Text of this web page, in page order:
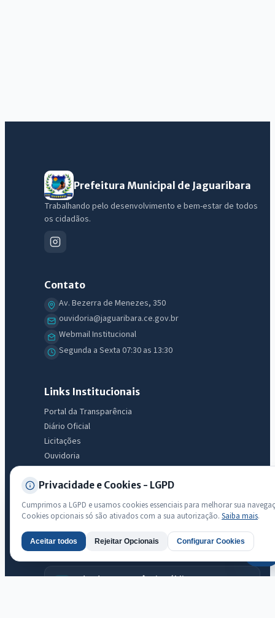
Prefeitura Municipal de Jaguaribara
Trabalhando pelo desenvolvimento e bem-estar de todos
os cidadãos.
Contato
Av. Bezerra de Menezes, 350
ouvidoria@jaguaribara.ce.gov.br
Webmail Institucional
Segunda a Sexta 07:30 as 13:30
Links Institucionais
Portal da Transparência
Diário Oficial
Licitações
Ouvidoria
LGPD
Mapa do Site
Acessibilidade
Transparência
Radar da Transparência Pública
Privacidade e Cookies - LGPD
Cumprimos a LGPD e usamos cookies essenciais para melhorar sua
Cookies opcionais só são ativados com a sua autorização. Saiba mais.
Aceitar todos Rejeitar Opcionais Configurar Cookies
IntGest AI
licitações, estrutura ou transparência do município.
Licitações abertas